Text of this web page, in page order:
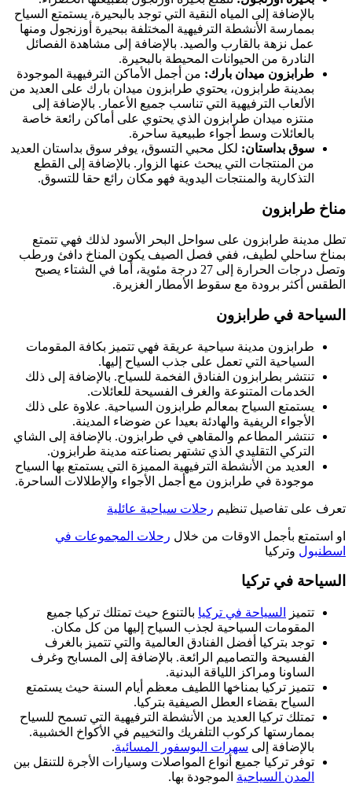
بالإضافة إلى المياه النقية التي توجد بالبحيرة، يستمتع السياح
بممارسة الأنشطة الترفيهية المختلفة ببحيرة أوزنجول ومنها
عمل نزهة بالقارب والصيد. بالإضافة إلى مشاهدة الفصائل
النادرة من الحيوانات المحيطة بالبحيرة.
طرابزون ميدان بارك: من أجمل الأماكن الترفيهية الموجودة
بمدينة طرابزون، يحتوي طرابزون ميدان بارك على العديد من
الألعاب الترفيهية التي تناسب جميع الأعمار. بالإضافة إلى
منتزه ميدان طرابزون الذي يحتوي على أماكن رائعة خاصة
بالعائلات وسط أجواء طبيعية ساحرة.
سوق بداستان: لكل محبي التسوق، يوفر سوق بداستان العديد
من المنتجات التي يبحث عنها الزوار. بالإضافة إلى القطع
التذكارية والمنتجات اليدوية فهو مكان رائع حقا للتسوق.
مناخ طرابزون
تطل مدينة طرابزون على سواحل البحر الأسود لذلك فهي تتمتع
بمناخ ساحلي لطيف، ففي فصل الصيف يكون المناخ دافئ ورطب
وتصل درجات الحرارة إلى 27 درجة مئوية، أما في الشتاء يصبح
الطقس أكثر برودة مع سقوط الأمطار الغزيرة.
السياحة في طرابزون
طرابزون مدينة سياحية عريقة فهي تتميز بكافة المقومات
السياحية التي تعمل على جذب السياح إليها.
تنتشر بطرابزون الفنادق الفخمة للسياح. بالإضافة إلى ذلك
الخدمات المتنوعة والغرف الفسيحة للعائلات.
يستمتع السياح بمعالم طرابزون السياحية. علاوة على ذلك
الأجواء الريفية والهادئة بعيدا عن ضوضاء المدينة.
تنتشر المطاعم والمقاهي في طرابزون. بالإضافة إلى الشاي
التركي التقليدي الذي تشتهر بصناعته مدينة طرابزون.
العديد من الأنشطة الترفيهية المميزة التي يستمتع بها السياح
موجودة في طرابزون مع أجمل الأجواء والإطلالات الساحرة.
تعرف على تفاصيل تنظيم رحلات سياحية عائلية
او استمتع بأجمل الاوقات من خلال رحلات المجموعات في
اسطنبول وتركيا
السياحة في تركيا
تتميز السياحة في تركيا بالتنوع حيث تمتلك تركيا جميع
المقومات السياحية لجذب السياح إليها من كل مكان.
توجد بتركيا أفضل الفنادق العالمية والتي تتميز بالغرف
الفسيحة والتصاميم الرائعة. بالإضافة إلى المسابح وغرف
الساونا ومراكز اللياقة البدنية.
تتميز تركيا بمناخها اللطيف معظم أيام السنة حيث يستمتع
السياح بقضاء العطل الصيفية بتركيا.
تمتلك تركيا العديد من الأنشطة الترفيهية التي تسمح للسياح
بممارستها كركوب التلفريك والتخييم في الأكواخ الخشبية.
بالإضافة إلى سهرات البوسفور المسائية.
توفر تركيا جميع أنواع المواصلات وسيارات الأجرة للتنقل بين
المدن السياحية الموجودة بها.